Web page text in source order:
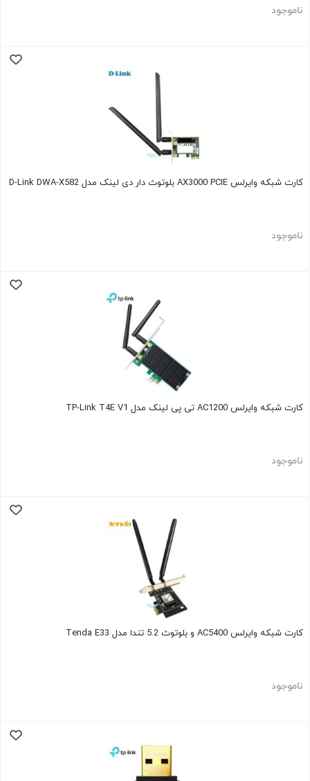
ناموجود
کارت شبکه وایرلس AX3000 PCIE بلوتوث دار دی لینک مدل D-Link DWA-X582
ناموجود
کارت شبکه وایرلس AC1200 تی پی لینک مدل TP-Link T4E V1
ناموجود
کارت شبکه وایرلس AC5400 و بلوتوث 5.2 تندا مدل Tenda E33
ناموجود